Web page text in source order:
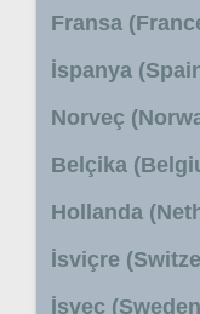
Fransa
İspanya
Norveç
Belçika
Hollanda
İsviçre
İsveç